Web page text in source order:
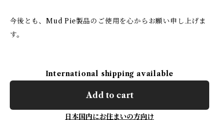
今後とも、Mud Pie製品のご使用を心からお願い申し上げま
す。
International shipping available
Add to cart
日本国内にお住まいの方向け